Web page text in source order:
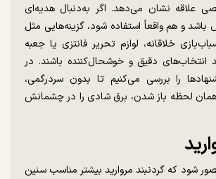
علاقه نشان می‌دهد. اگر به‌دنبال هدیه‌ای
و هم واقعاً استفاده شود، گزینه‌هایی مثل
خلاقانه، لوازم تحریر فانتزی یا جعبه
انتخاب‌های دقیق و خوشحال‌کننده باشند. در
را بررسی می‌کنیم تا بدون سردرگمی،
لحظه باز شدن، برق شادی را در چشمانش
شود که گردنبند مروارید بیشتر مناسب سنین